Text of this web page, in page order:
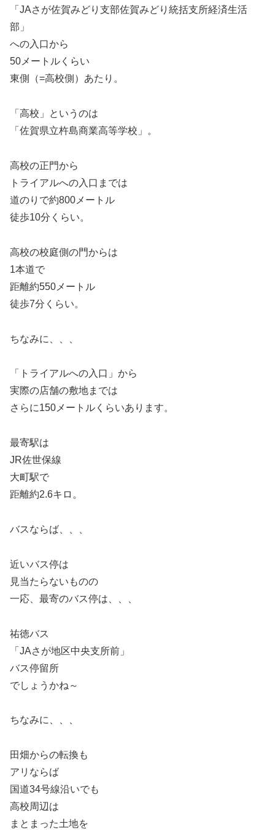
「JAさが佐賀みどり支部佐賀みどり統括支所経済生活
部」
への入口から
50メートルくらい
東側（=高校側）あたり。
「高校」というのは
「佐賀県立杵島商業高等学校」。
高校の正門から
トライアルへの入口までは
道のりで約800メートル
徒歩10分くらい。
高校の校庭側の門からは
1本道で
距離約550メートル
徒歩7分くらい。
ちなみに、、、
「トライアルへの入口」から
実際の店舗の敷地までは
さらに150メートルくらいあります。
最寄駅は
JR佐世保線
大町駅で
距離約2.6キロ。
バスならば、、、
近いバス停は
見当たらないものの
一応、最寄のバス停は、、、
祐徳バス
「JAさが地区中央支所前」
バス停留所
でしょうかね～
ちなみに、、、
田畑からの転換も
アリならば
国道34号線沿いでも
高校周辺は
まとまった土地を